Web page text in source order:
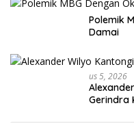
Polemik
Damai
Us 5, 2026
Gerindra